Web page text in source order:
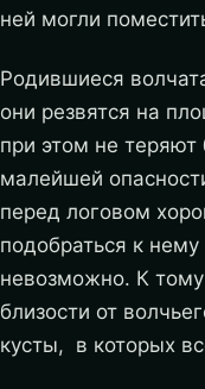
ней могли
Родившиеся
они резвятся на
при этом не теряют
малейшей
перед логовом
подобраться к
невозможно. К
близости от
кусты, в которых